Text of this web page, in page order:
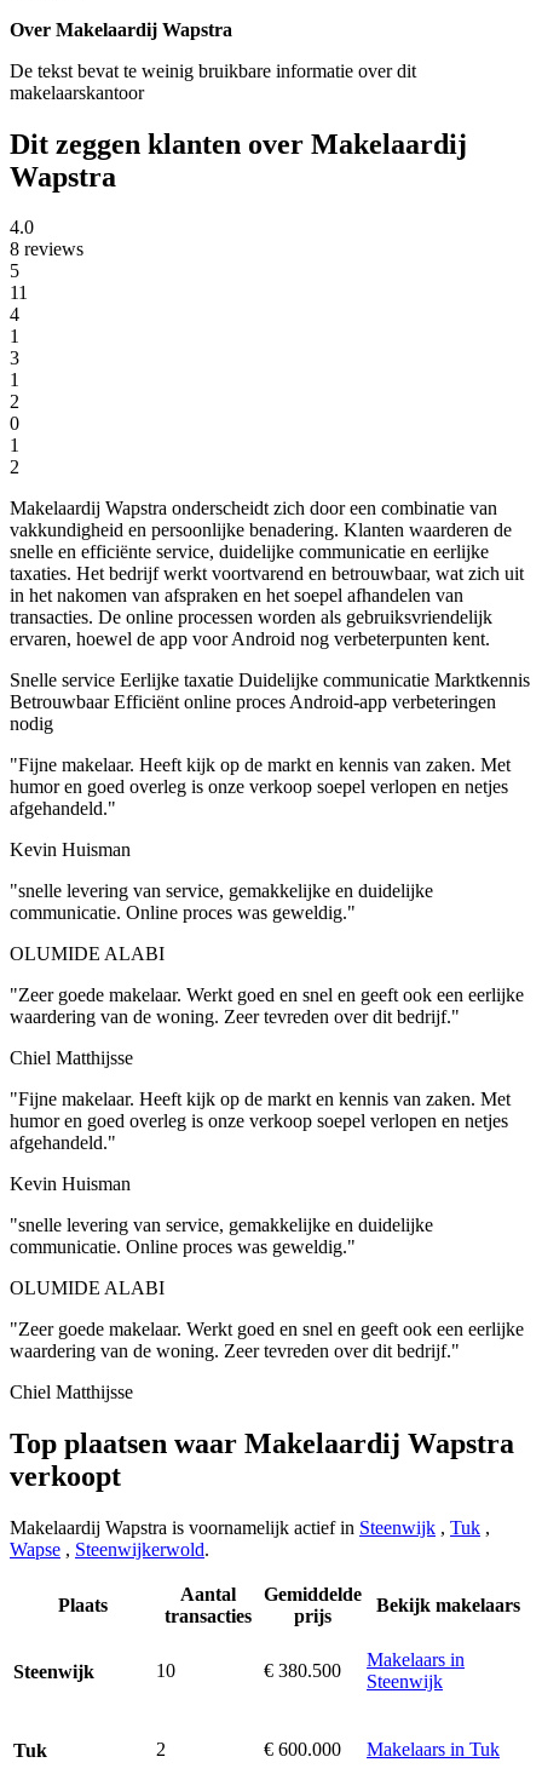
Over Makelaardij Wapstra
De tekst bevat te weinig bruikbare informatie over dit
makelaarskantoor
Dit zeggen klanten over Makelaardij
Wapstra
4.0
8 reviews
5
11
4
1
3
1
2
0
1
2
Makelaardij Wapstra onderscheidt zich door een combinatie van
vakkundigheid en persoonlijke benadering. Klanten waarderen de
snelle en efficiënte service, duidelijke communicatie en eerlijke
taxaties. Het bedrijf werkt voortvarend en betrouwbaar, wat zich uit
in het nakomen van afspraken en het soepel afhandelen van
transacties. De online processen worden als gebruiksvriendelijk
ervaren, hoewel de app voor Android nog verbeterpunten kent.
Snelle service Eerlijke taxatie Duidelijke communicatie Marktkennis
BetrouwbaarEfficiënt online procesAndroid-app verbeteringen
nodig
"Fijne makelaar. Heeft kijk op de markt en kennis van zaken. Met
humor en goed overleg is onze verkoop soepel verlopen en netjes
afgehandeld."
Kevin Huisman
"snelle levering van service, gemakkelijke en duidelijke
communicatie. Online proces was geweldig."
OLUMIDE ALABI
"Zeer goede makelaar. Werkt goed en snel en geeft ook een eerlijke
waardering van de woning. Zeer tevreden over dit bedrijf."
Chiel Matthijsse
"Fijne makelaar. Heeft kijk op de markt en kennis van zaken. Met
humor en goed overleg is onze verkoop soepel verlopen en netjes
afgehandeld."
Kevin Huisman
"snelle levering van service, gemakkelijke en duidelijke
communicatie. Online proces was geweldig."
OLUMIDE ALABI
"Zeer goede makelaar. Werkt goed en snel en geeft ook een eerlijke
waardering van de woning. Zeer tevreden over dit bedrijf."
Chiel Matthijsse
Top plaatsen waar Makelaardij Wapstra
verkoopt
Makelaardij Wapstra is voornamelijk actief in Steenwijk , Tuk ,
Wapse , Steenwijkerwold.
Plaats
Aantal
transacties
Gemiddelde
prijs
Bekijk makelaars
Steenwijk 10 € 380.500
Makelaars in
Steenwijk
Tuk 2 € 600.000 Makelaars in Tuk